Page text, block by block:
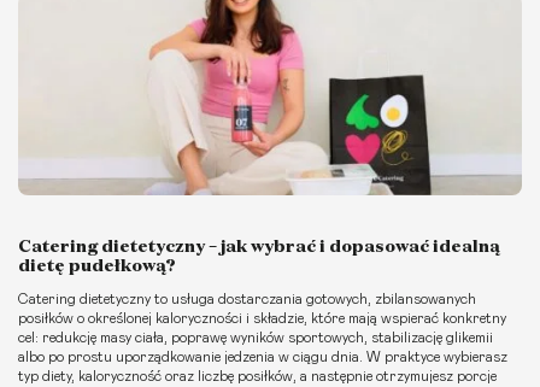
Catering dietetyczny – jak wybrać i dopasować idealną
dietę pudełkową?
Catering dietetyczny to usługa dostarczania gotowych, zbilansowanych
posiłków o określonej kaloryczności i składzie, które mają wspierać konkretny
cel: redukcję masy ciała, poprawę wyników sportowych, stabilizację glikemii
albo po prostu uporządkowanie jedzenia w ciągu dnia. W praktyce wybierasz
typ diety, kaloryczność oraz liczbę posiłków, a następnie otrzymujesz porcje